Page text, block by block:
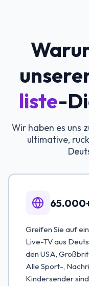
liste-
Wir haben es uns
ultimative,
Greifen Sie auf
Live-TV aus
den USA,
Alle Sport-,
Kindersender